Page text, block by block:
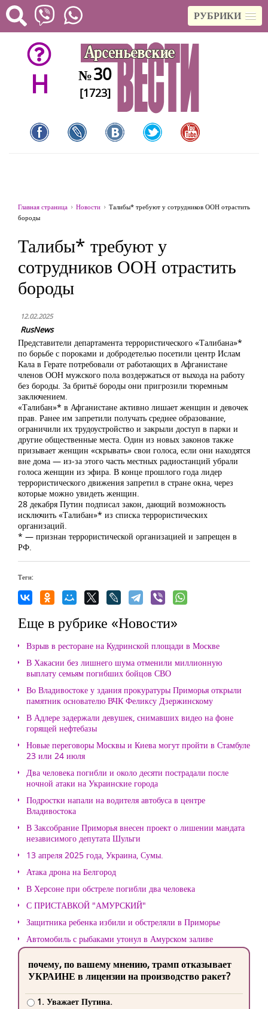
РУБРИКИ
H №30
[1723]
Главная страница Новости
Талибы* требуют у сотрудников ООН отрастить
бороды
Талибы* требуют у
сотрудников ООН отрастить
бороды
12.02.2025
RusNews
Представители департамента террористического «Талибана»*
по борьбе с пороками и добродетелью посетили центр Ислам
Кала в Герате потребовали от работающих в Афганистане
членов ООН мужского пола воздержаться от выхода на работу
без бороды. За бритьё бороды они пригрозили тюремным
заключением.
«Талибан»* в Афганистане активно лишает женщин и девочек
прав. Ранее им запретили получать среднее образование,
ограничили их трудоустройство и закрыли доступ в парки и
другие общественные места. Один из новых законов также
призывает женщин «скрывать» свои голоса, если они находятся
вне дома — из-за этого часть местных радиостанций убрали
голоса женщин из эфира. В конце прошлого года лидер
террористического движения запретил в стране окна, через
которые можно увидеть женщин.
28 декабря Путин подписал закон, дающий возможность
исключить «Талибан»* из списка террористических
организаций.
* — признан террористической организацией и запрещен в
РФ.
Теги:
Еще в рубрике «Новости»
Взрыв в ресторане на Кудринской площади в Москве
В Хакасии без лишнего шума отменили миллионную
выплату семьям погибших бойцов СВО
Во Владивостоке у здания прокуратуры Приморья открыли
памятник основателю ВЧК Феликсу Дзержинскому
В Адлере задержали девушек, снимавших видео на фоне
горящей нефтебазы
Новые переговоры Москвы и Киева могут пройти в Стамбуле
23 или 24 июля
Два человека погибли и около десяти пострадали после
ночной атаки на Украинские города
Подростки напали на водителя автобуса в центре
Владивостока
В Заксобрание Приморья внесен проект о лишении мандата
независимого депутата Шульги
13 апреля 2025 года, Украина, Сумы.
Атака дрона на Белгород
В Херсоне при обстреле погибли два человека
С ПРИСТАВКОЙ "АМУРСКИЙ"
Защитника ребенка избили и обстреляли в Приморье
Автомобиль с рыбаками утонул в Амурском заливе
почему, по вашему мнению, трамп отказывает
УКРАИНЕ в лицензии на производство ракет?
1. Уважает Путина.